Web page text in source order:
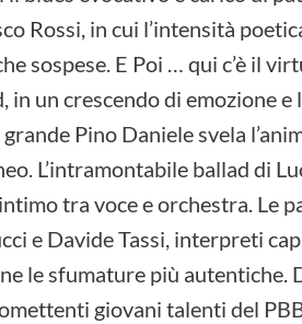
Rossi, in cui l’intensità
sospese. E Poi … qui c’è il
un crescendo di emozione e
Pino Daniele svela
L’intramontabile ballad di
tra voce e orchestra. Le
e Davide Tassi, interpreti
le sfumature più autentiche.
giovani talenti del